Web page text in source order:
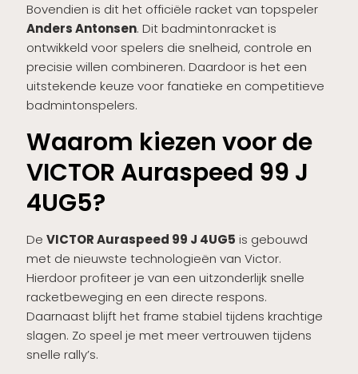
Bovendien is dit het officiële racket van topspeler
Anders Antonsen. Dit badmintonracket is
ontwikkeld voor spelers die snelheid, controle en
precisie willen combineren. Daardoor is het een
uitstekende keuze voor fanatieke en competitieve
badmintonspelers.
Waarom kiezen voor de
VICTOR Auraspeed 99 J
4UG5?
De VICTOR Auraspeed 99 J 4UG5 is gebouwd
met de nieuwste technologieën van Victor.
Hierdoor profiteer je van een uitzonderlijk snelle
racketbeweging en een directe respons.
Daarnaast blijft het frame stabiel tijdens krachtige
slagen. Zo speel je met meer vertrouwen tijdens
snelle rally’s.